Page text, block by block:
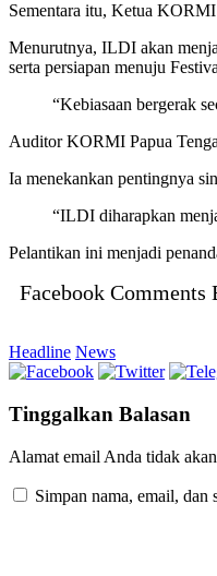
Sementara itu, Ketua
Menurutnya, ILDI akan
serta persiapan menuju
“Kebiasaan bergerak
Auditor KORMI Papua
Ia menekankan pentingnya
“ILDI diharapkan
Pelantikan ini menjadi
Facebook Comments
Headline News
Tinggalkan Balasan
Alamat email Anda tidak
Simpan nama, email, dan